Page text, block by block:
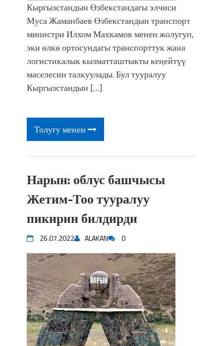
Кыргызстандын Өзбекстандагы элчиси
Муса Жаманбаев Өзбекстандын транспорт
министри Илхом Махкамов менен жолугуп,
эки өлкө ортосундагы транспорттук жана
логистикалык кызматташтыкты кеңейтүү
маселесин талкуулады. Бул тууралуу
Кыргызстандын […]
Толугу менен
Нарын: облус башчысы
Жетим-Тоо тууралуу
пикирин билдирди
26.07.2022 ALAKAN 0